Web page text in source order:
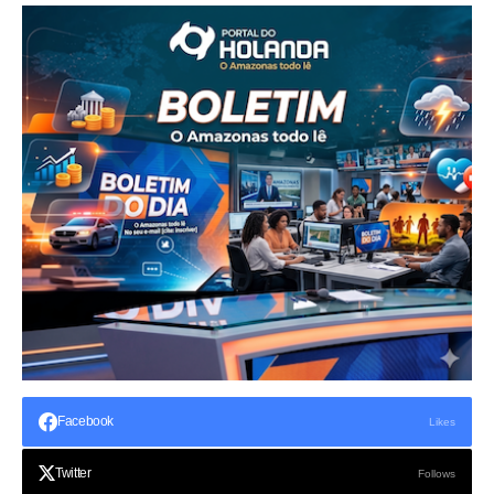
Facebook Likes
Twitter Follows